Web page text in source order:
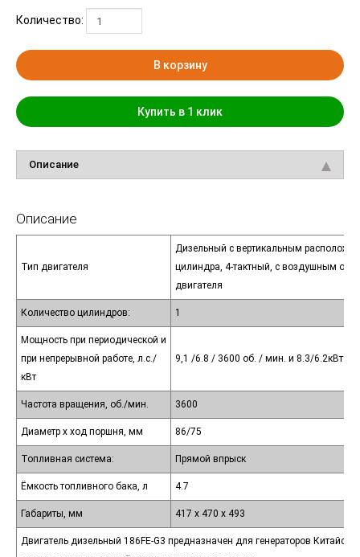
Количество:
В корзину
Купить в 1 клик
Описание
Описание
Тип двигателя
Дизельный с вертикальным
цилиндра, 4-тактный, с воздушным
двигателя
Количество цилиндров: 1
Мощность при периодической и
при непрерывной работе, л.с./
кВт
9,1 /6.8 / 3600 об. / мин. и 8.3/6.2кВт /
Частота вращения, об./мин. 3600
Диаметр х ход поршня, мм 86/75
Топливная система: Прямой впрыск
Ёмкость топливного бака, л 4.7
Габариты, мм 417 х 470 х 493
Двигатель дизельный 186FЕ-G3 предназначен для генераторов